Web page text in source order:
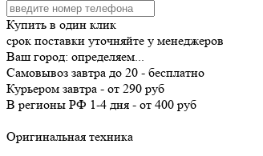
Купить в один клик
срок поставки уточняйте у менеджеров
Ваш город: определяем...
Самовывоз завтра до 20 - бесплатно
Курьером завтра - от 290 руб
В регионы РФ 1-4 дня - от 400 руб
Оригинальная техника